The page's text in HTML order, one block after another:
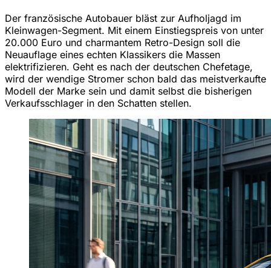
Der französische Autobauer bläst zur Aufholjagd im
Kleinwagen-Segment. Mit einem Einstiegspreis von unter
20.000 Euro und charmantem Retro-Design soll die
Neuauflage eines echten Klassikers die Massen
elektrifizieren. Geht es nach der deutschen Chefetage,
wird der wendige Stromer schon bald das meistverkaufte
Modell der Marke sein und damit selbst die bisherigen
Verkaufsschlager in den Schatten stellen.